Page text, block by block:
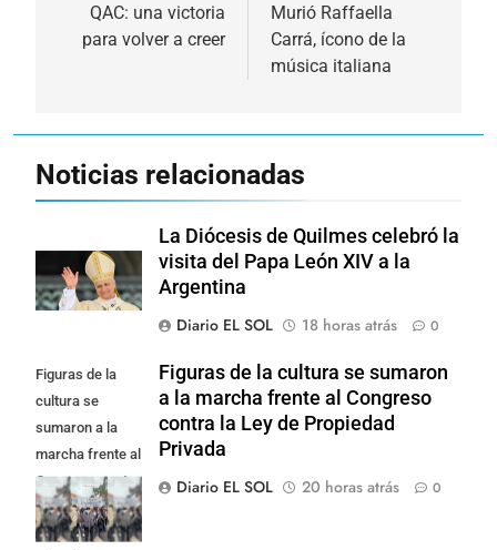
entradas
QAC: una victoria
para volver a creer
Murió Raffaella
Carrá, ícono de la
música italiana
Noticias relacionadas
La Diócesis de Quilmes celebró la
visita del Papa León XIV a la
Argentina
Diario EL SOL
18 horas atrás 0
Figuras de la
cultura se
sumaron a la
marcha frente al
Congreso contra
la Ley de
Propiedad
Figuras de la cultura se sumaron
a la marcha frente al Congreso
contra la Ley de Propiedad
Privada
Diario EL SOL
20 horas atrás 0